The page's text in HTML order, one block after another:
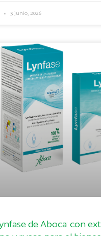
3 junio, 2026
de Aboca: con